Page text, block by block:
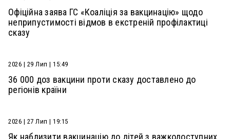
Офіційна заява ГС «Коаліція за вакцинацію» щодо
неприпустимості відмов в екстреній профілактиці
сказу
2026 | 29 Лип | 15:49
36 000 доз вакцини проти сказу доставлено до
регіонів країни
2026 | 27 Лип | 19:15
Як наблизити вакцинацію до дітей з важкодоступних